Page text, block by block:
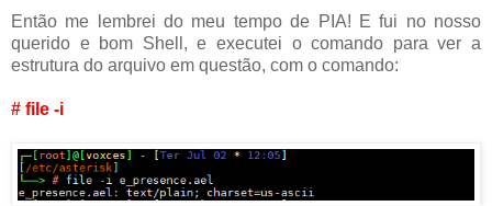
Então me lembrei do meu tempo de PIA! E fui no nosso
querido e bom Shell, e executei o comando para ver a
estrutura do arquivo em questão, com o comando:
# file -i